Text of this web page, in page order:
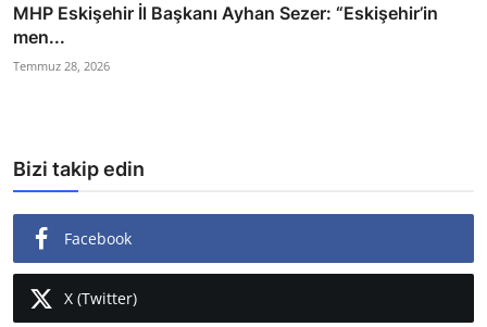
MHP Eskişehir İl Başkanı Ayhan Sezer: “Eskişehir’in
men...
Temmuz 28, 2026
Bizi takip edin
Facebook
X (Twitter)